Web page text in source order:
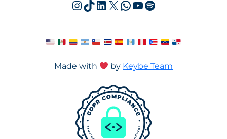
Instagram
TikTok
LinkedIn
X WhatsApp
YouTube
Spotify
Made with by Keybe Team